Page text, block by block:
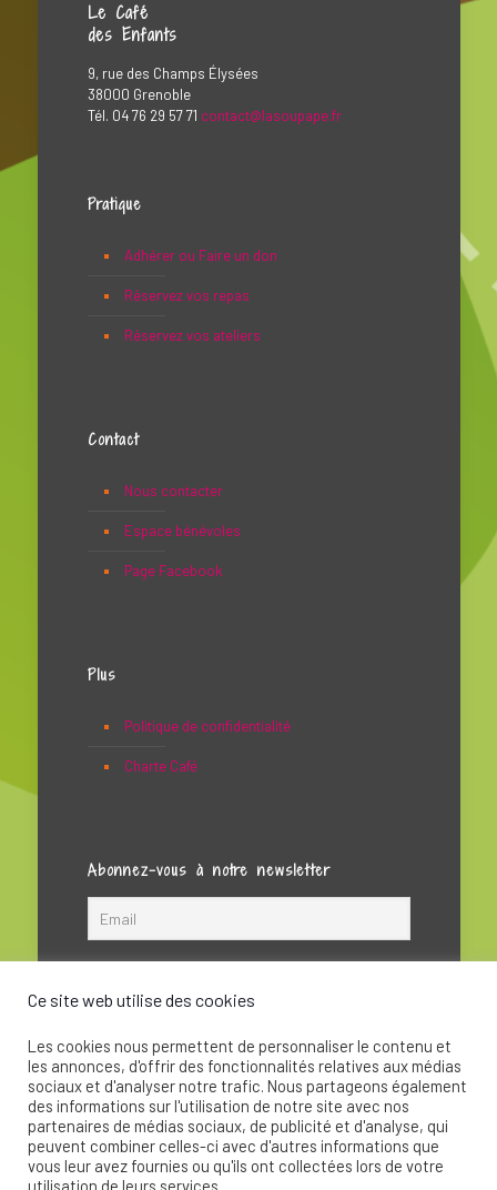
Le Café
des Enfants
9, rue des Champs Élysées
38000 Grenoble
Tél. 04 76 29 57 71 contact@lasoupape.fr
Pratique
Adhérer ou Faire un don
Réservez vos repas
Réservez vos ateliers
Contact
Nous contacter
Espace bénévoles
Page Facebook
Plus
Politique de confidentialité
Charte Café
Abonnez-vous à notre newsletter
© 2020 - La Soupape Association - Création par
Ce site web utilise des cookies
Les cookies nous permettent de personnaliser le contenu et
les annonces, d'offrir des fonctionnalités relatives aux médias
sociaux et d'analyser notre trafic. Nous partageons également
des informations sur l'utilisation de notre site avec nos
partenaires de médias sociaux, de publicité et d'analyse, qui
peuvent combiner celles-ci avec d'autres informations que
vous leur avez fournies ou qu'ils ont collectées lors de votre
utilisation de leurs services.